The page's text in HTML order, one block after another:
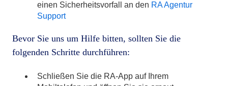
einen Sicherheitsvorfall an den RA Agentur
Support
Bevor Sie uns um Hilfe bitten, sollten Sie die
folgenden Schritte durchführen:
Schließen Sie die RA-App auf Ihrem